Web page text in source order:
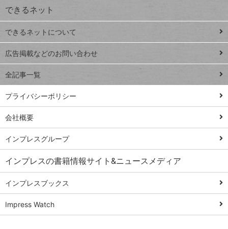
close
閉じ
る
連載
Excel Q&A
トイアンナ流仕
事術
PowerAutomate
ではじめる業務
の完全自動化
AI議事録作成術
Windows 11
Q&A
Teams踏み込み
活用術
Excel講師の仕事
術
できるネット
できるネットについて
広告掲載などのお問い合わせ
全記事一覧
プライバシーポリシー
会社概要
インプレスグループ
インプレスの書籍情報サイト&ニュースメディア
インプレスブックス
Impress Watch